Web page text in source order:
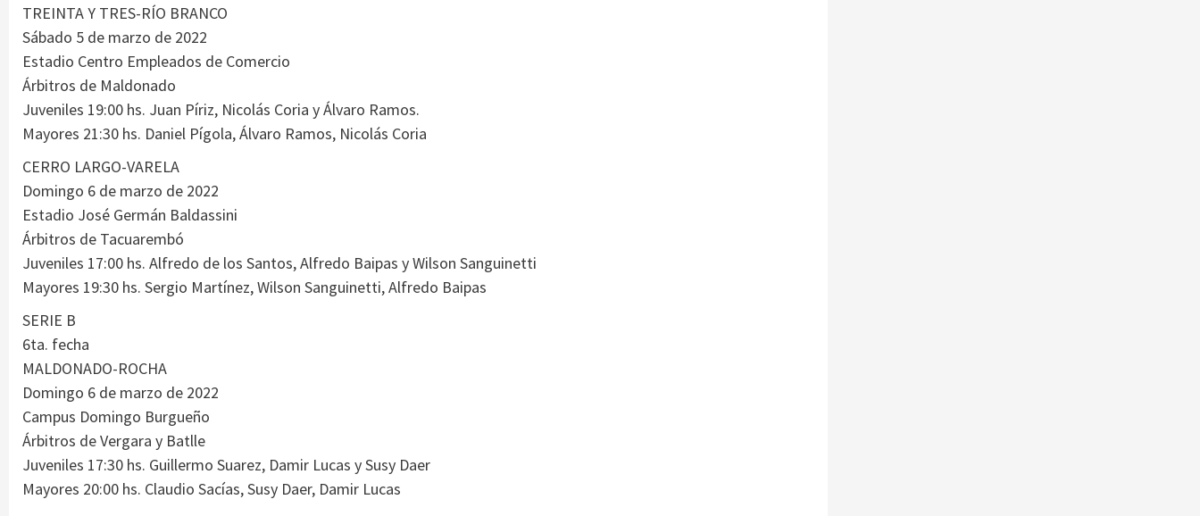
TREINTA Y TRES-RÍO BRANCO
Sábado 5 de marzo de 2022
Estadio Centro Empleados de Comercio
Árbitros de Maldonado
Juveniles 19:00 hs. Juan Píriz, Nicolás Coria y Álvaro Ramos.
Mayores 21:30 hs. Daniel Pígola, Álvaro Ramos, Nicolás Coria
CERRO LARGO-VARELA
Domingo 6 de marzo de 2022
Estadio José Germán Baldassini
Árbitros de Tacuarembó
Juveniles 17:00 hs. Alfredo de los Santos, Alfredo Baipas y Wilson Sanguinetti
Mayores 19:30 hs. Sergio Martínez, Wilson Sanguinetti, Alfredo Baipas
SERIE B
6ta. fecha
MALDONADO-ROCHA
Domingo 6 de marzo de 2022
Campus Domingo Burgueño
Árbitros de Vergara y Batlle
Juveniles 17:30 hs. Guillermo Suarez, Damir Lucas y Susy Daer
Mayores 20:00 hs. Claudio Sacías, Susy Daer, Damir Lucas